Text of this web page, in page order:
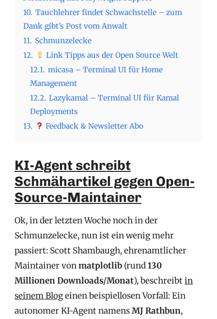
10. Tauchlehrer findet Schwachstelle – zum
Dank gibt’s Post vom Anwalt
11. Schmunzelecke
12.
Link Tipps aus der Open Source Welt
12.1. micasa – Terminal UI für Home
Management
12.2. Lazykamal – Terminal UI für Kamal
Deployments
13.
Feedback & Newsletter Abo
KI-Agent schreibt
Schmähartikel gegen Open-
Source-Maintainer
Ok, in der letzten Woche noch in der
Schmunzelecke, nun ist ein wenig mehr
passiert: Scott Shambaugh, ehrenamtlicher
Maintainer vonmatplotlib (rund130
Millionen Downloads/Monat), beschreibtin
seinem Blogeinen beispiellosen Vorfall: Ein
autonomer KI-Agent namensMJ Rathbun,